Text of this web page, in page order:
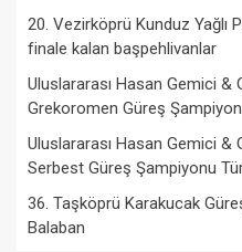
20. Vezirköprü Kunduz Yağlı
finale kalan başpehlivanlar
Uluslararası Hasan Gemici &
Grekoromen Güreş
Uluslararası Hasan Gemici &
Serbest Güreş Şampiyonu
36. Taşköprü Karakucak
Balaban